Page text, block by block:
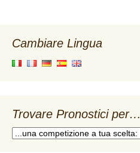
Cambiare Lingua
Trovare Pronostici per…